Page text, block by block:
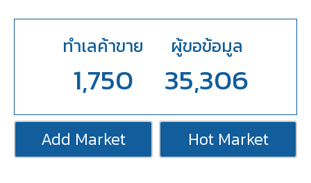
ทำเลค้าขาย
1,750
ผู้ขอข้อมูล
35,306
Add Market Hot Market